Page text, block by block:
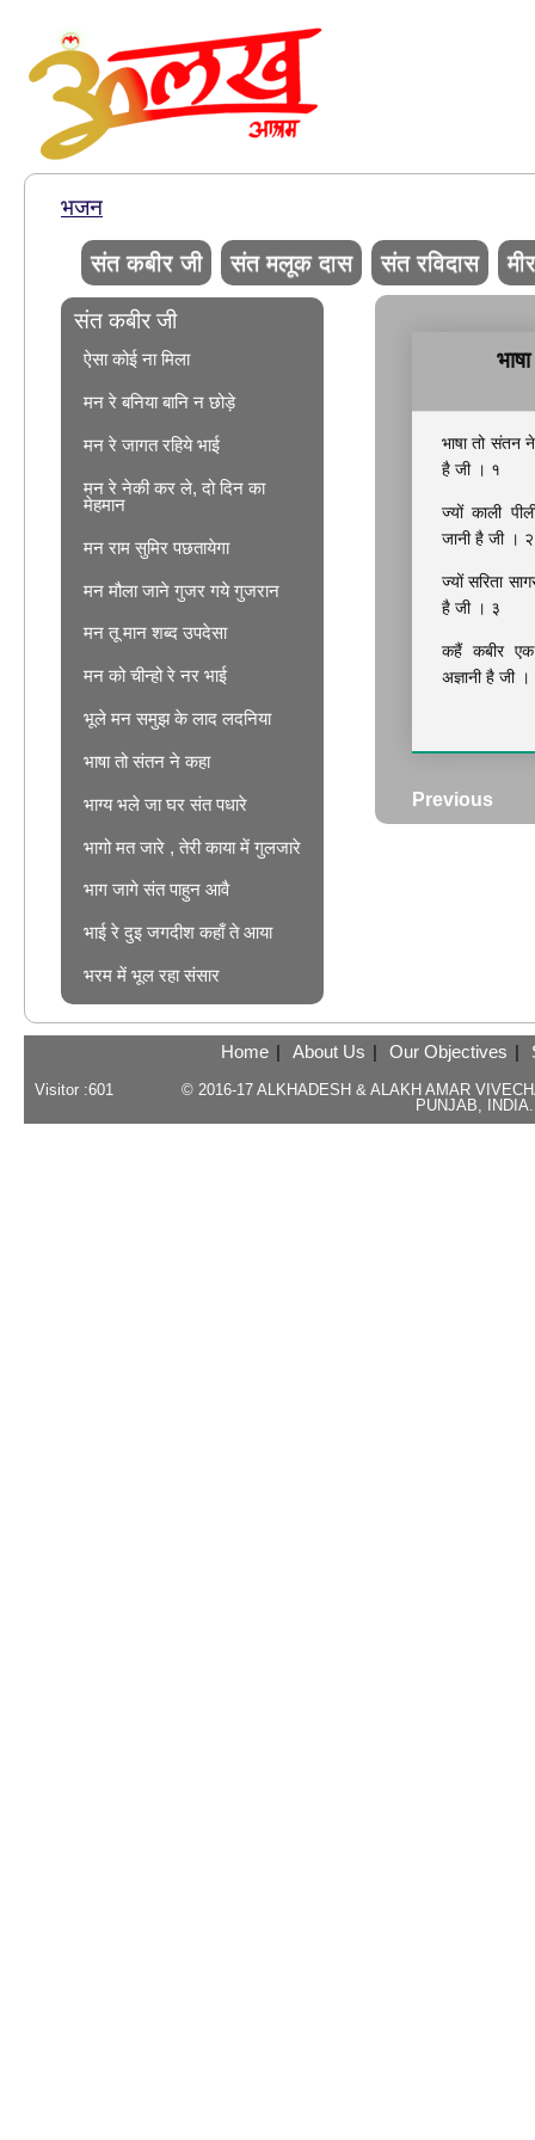
भजन
संत कबीर जी संत मलूक दास संत रविदास
संत कबीर जी
ऐसा कोई ना मिला
मन रे बनिया बानि न छोड़े
मन रे जागत रहिये भाई
मन रे नेकी कर ले, दो दिन का
मेहमान
मन राम सुमिर पछतायेगा
मन मौला जाने गुजर गये गुजरान
मन तू मान शब्द उपदेसा
मन को चीन्हो रे नर भाई
भूले मन समुझ के लाद लदनिया
भाषा तो संतन ने कहा
भाग्य भले जा घर संत पधारे
भागो मत जारे , तेरी काया में गुलजारे
भाग जागे संत पाहुन आवै
भाई रे दुइ जगदीश कहाँ ते आया
भरम में भूल रहा संसार
भाषा तो संतन
है जी । १
ज्यों काली
जानी है जी । २
ज्यों सरिता
है जी । ३
कहैं कबीर एक
अज्ञानी है जी
Previous
Home | About Us | Our Objectives |
Visitor :601
© 2016-17 ALKHADESH & ALAKH AMAR
PUNJAB, INDIA.